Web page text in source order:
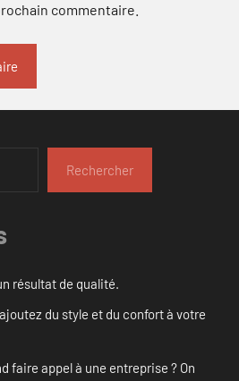
commentaire.
Rechercher
résultat de qualité.
du style et du confort à votre
faire appel à une entreprise ? On